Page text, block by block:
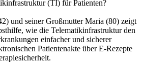
(TI) für Patienten?
und seiner Großmutter Maria (80) zeigt
wie die Telematikinfrastruktur den
einfacher und sicherer
Patientenakte über E-Rezepte